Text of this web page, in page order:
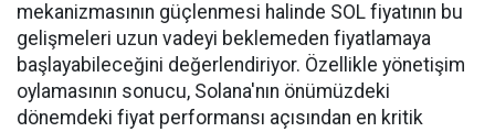
mekanizmasının güçlenmesi halinde SOL fiyatının bu
gelişmeleri uzun vadeyi beklemeden fiyatlamaya
başlayabileceğini değerlendiriyor. Özellikle yönetişim
oylamasının sonucu, Solana'nın önümüzdeki
dönemdeki fiyat performansı açısından en kritik